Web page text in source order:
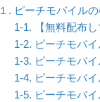
１. ピーチモバイル
1-1. 【無料配布
1-2. ピーチモバ
1-3. ピーチモバ
1-4. ピーチモバ
1-5. ピーチモバ